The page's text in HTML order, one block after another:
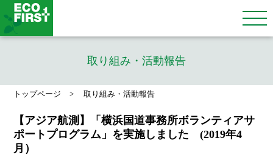
取り組み・活動報告
トップページ 取り組み・活動報告
【アジア航測】「横浜国道事務所ボランティアサ
ポートプログラム」を実施しました (2019年4
月）